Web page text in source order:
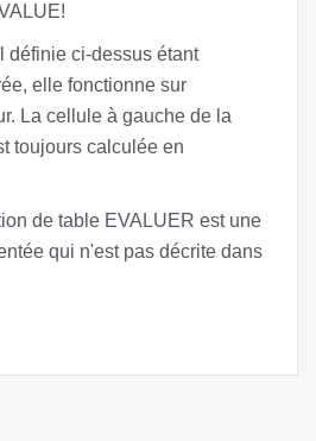
définie ci-dessus étant
elle fonctionne sur
La cellule à gauche de la
toujours calculée en
de table EVALUER est une
qui n'est pas décrite dans